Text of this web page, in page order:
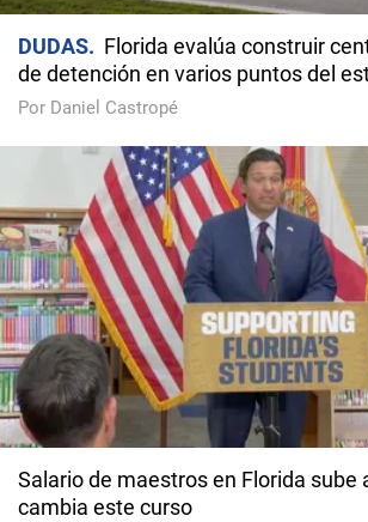
DUDAS
Florida evalúa construir
de detención en varios puntos del
Por Daniel Castropé
Salario de maestros en Florida sube
cambia este curso